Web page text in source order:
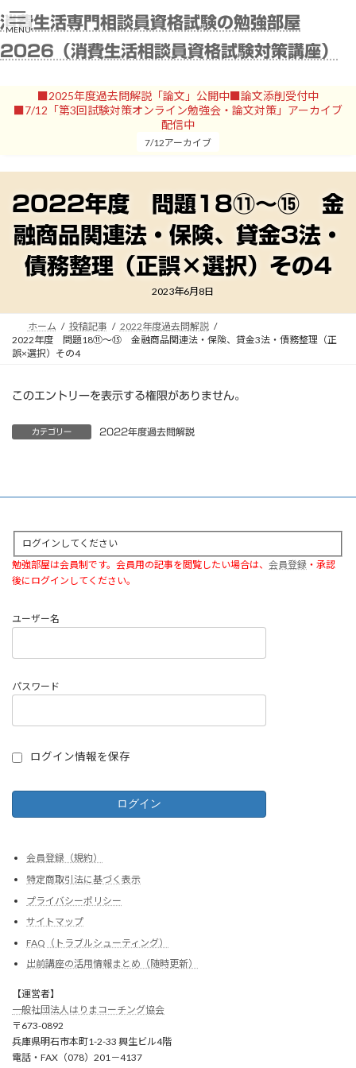
ン
ン
ビ
ー
消費生活専門相談員資格試験の勉強部屋
2026（消費生活相談員資格試験対策講座）
■2025年度過去問解説「論文」公開中■論文添削受付中
■7/12「第3回試験対策オンライン勉強会・論文対策」アーカイブ
配信中
7/12アーカイブ
2022年度 問題18⑪～⑮ 金
融商品関連法・保険、貸金3法・
債務整理（正誤×選択）その4
2023年6月8日
ホーム 投稿記事
2022年度過去問解説
2022年度 問題18⑪～⑮ 金融商品関連法・保険、貸金3法・債務整理（正
誤×選択）その4
このエントリーを表示する権限がありません。
カテゴリー 2022年度過去問解説
ログインしてください
勉強部屋は会員制です。会員用の記事を閲覧したい場合は、 会員登録 ・承認
後にログインしてください。
ユーザー名
パスワード
ログイン情報を保存
会員登録（規約）
特定商取引法に基づく表示
プライバシーポリシー
サイトマップ
FAQ（トラブルシューティング）
出前講座の活用情報まとめ（随時更新）
【運営者】
一般社団法人はりまコーチング協会
〒673-0892
兵庫県明石市本町1-2-33 興生ビル4階
電話・FAX（078）201－4137
MENU